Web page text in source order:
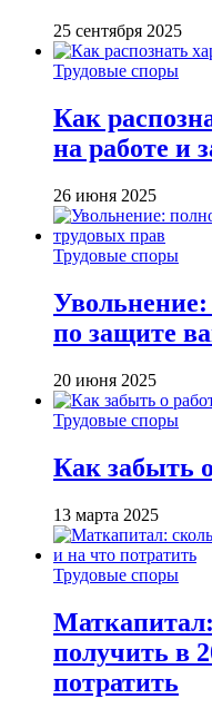
25 сентября 2025
Трудовые споры
Как
на работе и
26 июня 2025
Трудовые споры
Увольнение:
по защите
20 июня 2025
Трудовые споры
Как забыть
13 марта 2025
Трудовые споры
получить в
потратить